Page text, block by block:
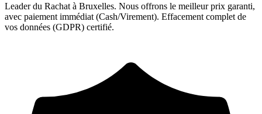
Leader du Rachat à Bruxelles. Nous offrons le meilleur prix garanti,
avec paiement immédiat (Cash/Virement). Effacement complet de
vos données (GDPR) certifié.